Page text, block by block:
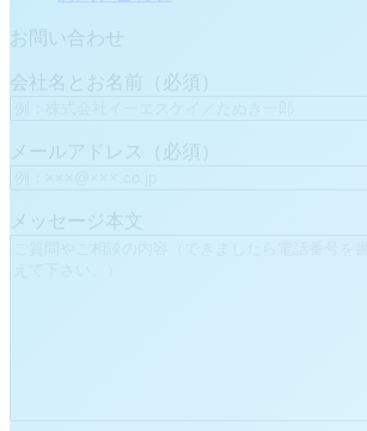
お問い合わせ
会社名とお名前（必須）
メールアドレス（必須）
メッセージ本文